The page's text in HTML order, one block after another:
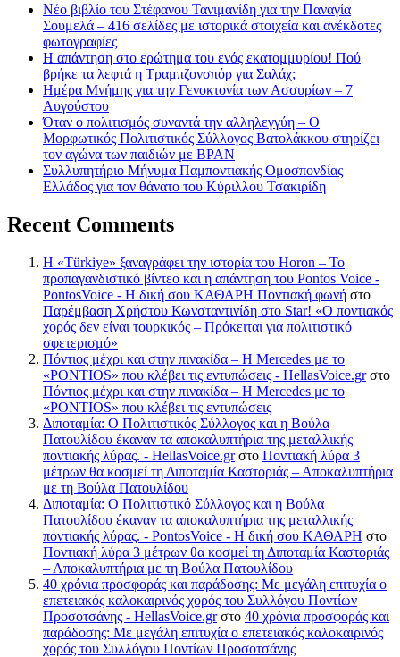
Νέο βιβλίο του Στέφανου Τανιμανίδη για την Παναγία
Σουμελά – 416 σελίδες με ιστορικά στοιχεία και ανέκδοτες
φωτογραφίες
Η απάντηση στο ερώτημα του ενός εκατομμυρίου! Πού
βρήκε τα λεφτά η Τραμπζονσπόρ για Σαλάχ;
Ημέρα Μνήμης για την Γενοκτονία των Ασσυρίων – 7
Αυγούστου
Όταν ο πολιτισμός συναντά την αλληλεγγύη – Ο
Μορφωτικός Πολιτιστικός Σύλλογος Βατολάκκου στηρίζει
τον αγώνα των παιδιών με BPAN
Συλλυπητήριο Μήνυμα Παμποντιακής Ομοσπονδίας
Ελλάδος για τον θάνατο του Κύριλλου Τσακιρίδη
Recent Comments
Η «Türkiye» ξαναγράφει την ιστορία του Horon – Το
προπαγανδιστικό βίντεο και η απάντηση του Pontos Voice -
PontosVoice - H δική σου ΚΑΘΑΡΗ Ποντιακή φωνή στο
Παρέμβαση Χρήστου Κωνσταντινίδη στο Star! «Ο ποντιακός
χορός δεν είναι τουρκικός – Πρόκειται για πολιτιστικό
σφετερισμό»
Πόντιος μέχρι και στην πινακίδα – Η Mercedes με το
«PONTIOS» που κλέβει τις εντυπώσεις - HellasVoice.grστο
Πόντιος μέχρι και στην πινακίδα – Η Mercedes με το
«PONTIOS» που κλέβει τις εντυπώσεις
Διποταμία: Ο Πολιτιστικός Σύλλογος και η Βούλα
Πατουλίδου έκαναν τα αποκαλυπτήρια της μεταλλικής
ποντιακής λύρας. - HellasVoice.grστο Ποντιακή λύρα 3
μέτρων θα κοσμεί τη Διποταμία Καστοριάς – Αποκαλυπτήρια
με τη Βούλα Πατουλίδου
Διποταμία: Ο Πολιτιστικό Σύλλογος και η Βούλα
Πατουλίδου έκαναν τα αποκαλυπτήρια της μεταλλικής
ποντιακής λύρας. - PontosVoice - H δική σου ΚΑΘΑΡΗ στο
Ποντιακή λύρα 3 μέτρων θα κοσμεί τη Διποταμία Καστοριάς
– Αποκαλυπτήρια με τη Βούλα Πατουλίδου
40 χρόνια προσφοράς και παράδοσης: Με μεγάλη επιτυχία ο
επετειακός καλοκαιρινός χορός του Συλλόγου Ποντίων
Προσοτσάνης - HellasVoice.grστο 40 χρόνια προσφοράς και
παράδοσης: Με μεγάλη επιτυχία ο επετειακός καλοκαιρινός
χορός του Συλλόγου Ποντίων Προσοτσάνης